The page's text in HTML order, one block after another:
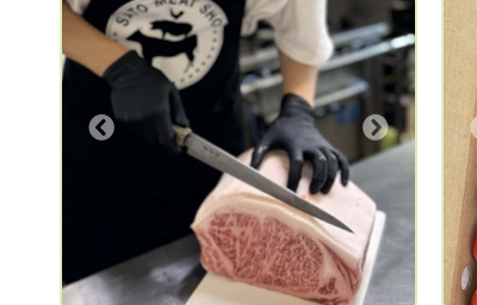
めして全国配送可能です。 精肉の部位の
ご指定も可能です。お気軽にお問い合わせ
ください！
Next Previous